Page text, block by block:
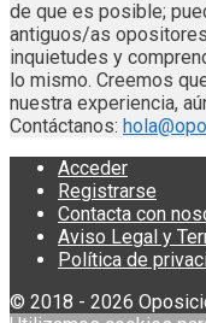
de que es posible;
antiguos/as
inquietudes y
lo mismo. Creemos
nuestra experiencia,
Contáctanos:
Acceder
Registrarse
Contacta con
Aviso Legal y
Política de
© 2018 - 2026